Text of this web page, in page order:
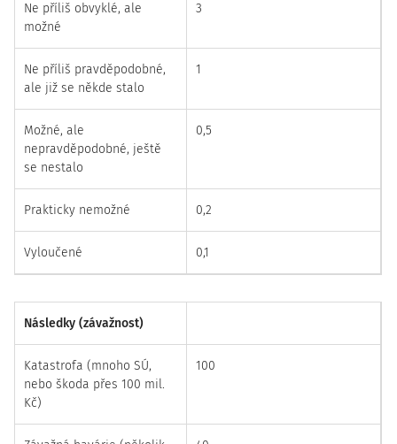
Ne příliš obvyklé, ale
možné
3
Ne příliš pravděpodobné,
ale již se někde stalo
1
Možné, ale
nepravděpodobné, ještě
se nestalo
0,5
Prakticky nemožné 0,2
Vyloučené 0,1
Následky (závažnost)
Katastrofa (mnoho SÚ,
nebo škoda přes 100 mil.
Kč)
100